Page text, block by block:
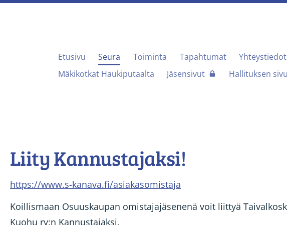
Taivalkosken Kuohu ry
Etusivu Seura Toiminta Tapahtumat
Yhteystiedot
Mäkikotkat Haukiputaalta
Jäsensivut Hallituksen
Liity Kannustajaksi!
https://www.s-kanava.fi/asiakasomistaja
Koillismaan Osuuskaupan omistajajäsenenä voit liittyä
Kuohu ry:n Kannustajaksi.